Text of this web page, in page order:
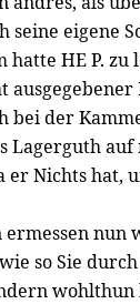
seine eigene
hatte HE P. zu
bei der
Lagerguth
er Nichts hat,
nun
so Sie
wohlthun